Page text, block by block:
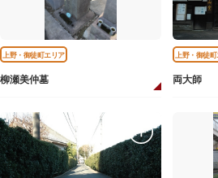
上野・御徒町エリア
柳瀬美仲墓
上野・御徒
両大師